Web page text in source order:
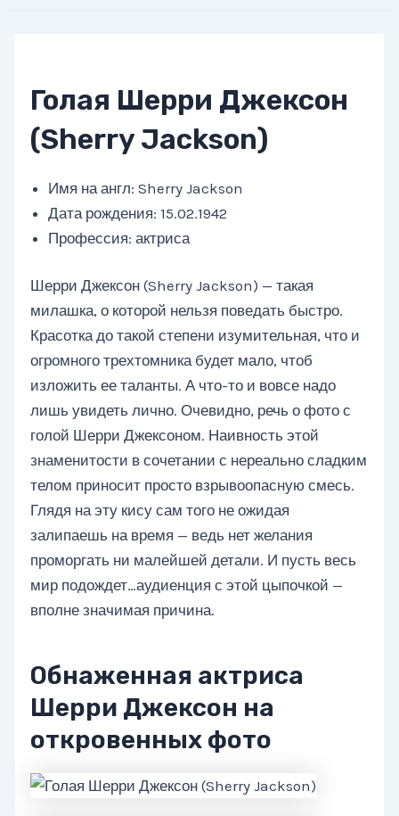
Голая Шерри Джексон
(Sherry Jackson)
Имя на англ: Sherry Jackson
Дата рождения: 15.02.1942
Профессия: актриса
Шерри Джексон (Sherry Jackson) — такая
милашка, о которой нельзя поведать быстро.
Красотка до такой степени изумительная, что и
огромного трехтомника будет мало, чтоб
изложить ее таланты. А что-то и вовсе надо
лишь увидеть лично. Очевидно, речь о фото с
голой Шерри Джексоном. Наивность этой
знаменитости в сочетании с нереально сладким
телом приносит просто взрывоопасную смесь.
Глядя на эту кису сам того не ожидая
залипаешь на время — ведь нет желания
проморгать ни малейшей детали. И пусть весь
мир подождет…аудиенция с этой цыпочкой —
вполне значимая причина.
Обнаженная актриса
Шерри Джексон на
откровенных фото